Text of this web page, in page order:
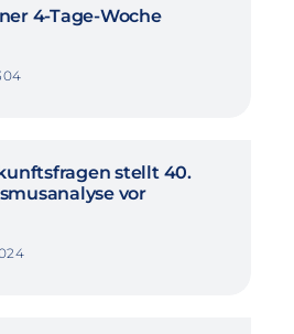
4-Tage-Woche
stellt 40.
vor